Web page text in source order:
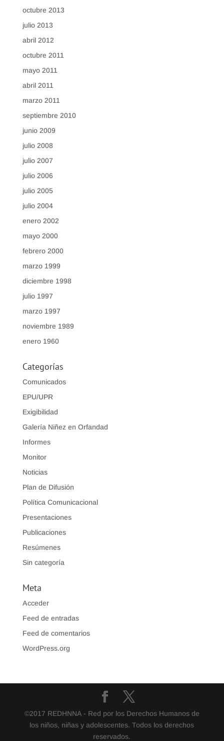
octubre 2013
julio 2013
abril 2012
octubre 2011
mayo 2011
abril 2011
marzo 2011
septiembre 2010
junio 2009
julio 2008
julio 2007
julio 2006
julio 2005
julio 2004
enero 2002
mayo 2000
febrero 2000
marzo 1999
diciembre 1998
julio 1997
marzo 1997
noviembre 1989
enero 1960
Categorías
Comunicados
EPU/UPR
Exigibilidad
Galería Niñez en Orfandad
Informes
Monitor
Noticias
Plan de Difusión
Política Comunicacional
Presentaciones
Publicaciones
Resúmenes
Sin categoría
Meta
Acceder
Feed de entradas
Feed de comentarios
WordPress.org
©2017 REDHNNA - Red por los Derechos Humanos de
los niños, niñas y adolescentes. Todos los derechos
reservados.